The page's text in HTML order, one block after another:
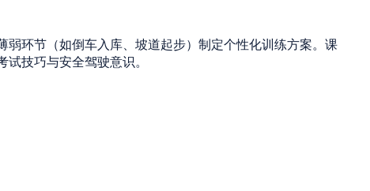
弱环节（如倒车入库、坡道起步）制定个性化训练方案。课
技巧与安全驾驶意识。